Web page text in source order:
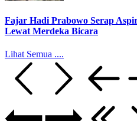
Fajar Hadi Prabowo Serap
Lewat Merdeka Bicara
Lihat Semua ....